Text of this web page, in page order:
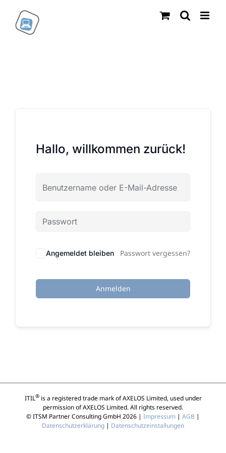
Inhalt
springen
Hallo, willkommen zurück!
Angemeldet bleiben Passwort vergessen?
Anmelden
ITIL®is a registered trade mark of AXELOS Limited, used under
permission of AXELOS Limited. All rights reserved.
© ITSM Partner Consulting GmbH 2026 | Impressum | AGB |
Datenschutzerklärung | Datenschutzeinstallungen